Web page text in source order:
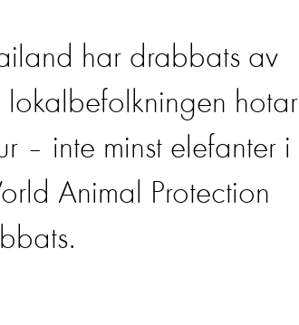
har drabbats av
lokalbefolkningen hotar
– inte minst elefanter i
Animal Protection